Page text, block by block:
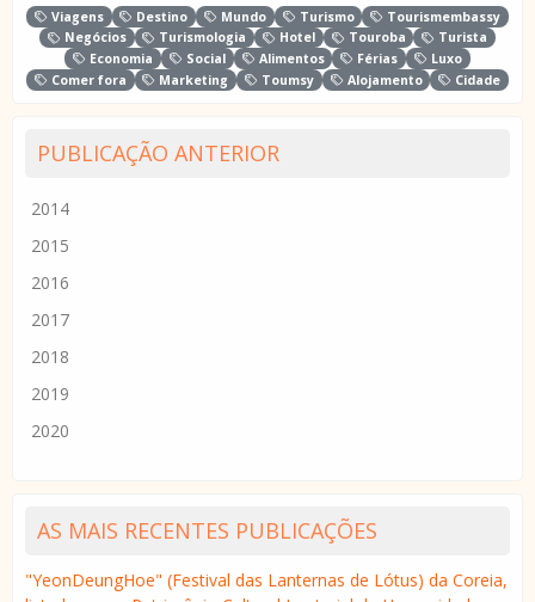
Viagens Destino Mundo Turismo
Tourismembassy
Negócios
Turismologia Hotel Touroba
Turista
Economia
Social Alimentos Férias
Luxo
Comer fora
Marketing Toumsy Alojamento Cidade
PUBLICAÇÃO ANTERIOR
2014
2015
2016
2017
2018
2019
2020
AS MAIS RECENTES PUBLICAÇÕES
"YeonDeungHoe" (Festival das Lanternas de Lótus) da Coreia,